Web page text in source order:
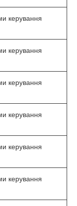
керування
керування
керування
керування
керування
керування